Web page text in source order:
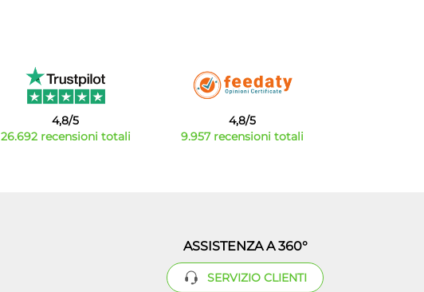
4,8/5
26.692 recensioni totali
4,8/5
9.957 recensioni totali
ASSISTENZA A 360°
SERVIZIO CLIENTI